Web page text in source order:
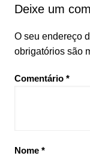
Deixe um
O seu endereço
obrigatórios são
Comentário *
Nome *